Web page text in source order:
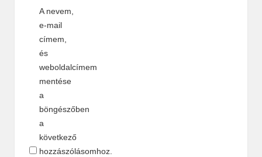
A nevem,
e-mail
címem,
és
weboldalcímem
mentése
a
böngészőben
a
következő
hozzászólásomhoz.